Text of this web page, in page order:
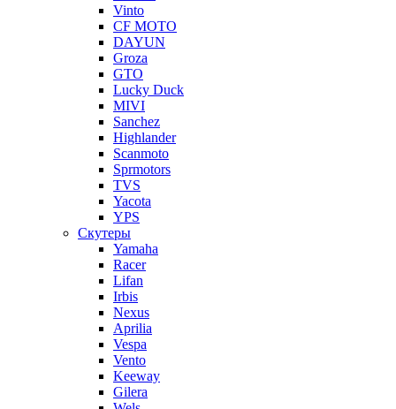
Vinto
CF MOTO
DAYUN
Groza
GTO
Lucky Duck
MIVI
Sanchez
Highlander
Scanmoto
Sprmotors
TVS
Yacota
YPS
Скутеры
Yamaha
Racer
Lifan
Irbis
Nexus
Aprilia
Vespa
Vento
Keeway
Gilera